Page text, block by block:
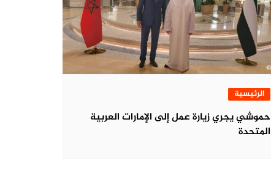
الرئيسية
حموشي يجري زيارة عمل إلى الإمارات العربية
المتحدة